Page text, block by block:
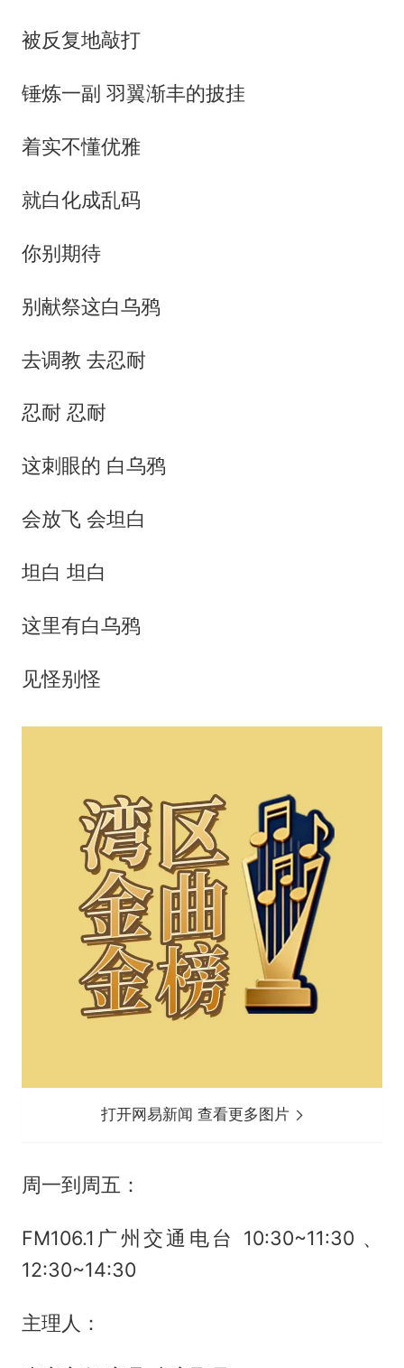
被反复地敲打
锤炼一副 羽翼渐丰的披挂
着实不懂优雅
就白化成乱码
你别期待
别献祭这白乌鸦
去调教 去忍耐
忍耐 忍耐
这刺眼的 白乌鸦
会放飞 会坦白
坦白 坦白
这里有白乌鸦
见怪别怪
打开网易新闻 查看更多图片
周一到周五：
FM106.1广州交通电台 10:30~11:30 、
12:30~14:30
主理人：